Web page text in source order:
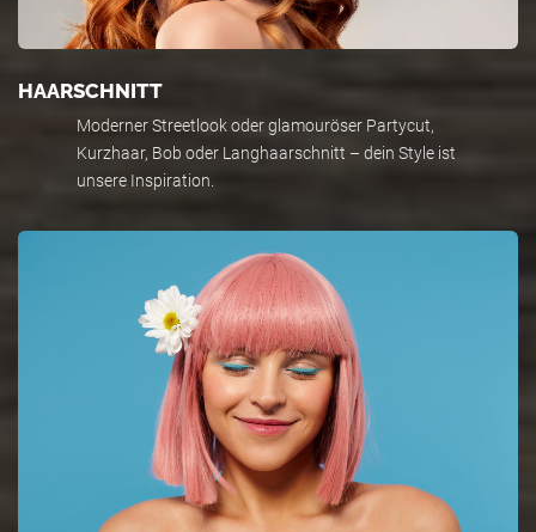
HAARSCHNITT
Moderner Streetlook oder glamouröser Partycut,
Kurzhaar, Bob oder Langhaarschnitt – dein Style ist
unsere Inspiration.